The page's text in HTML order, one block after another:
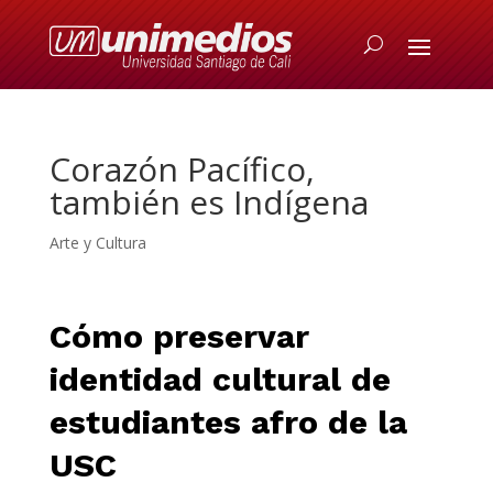
Corazón Pacífico,
también es Indígena
Arte y Cultura
Cómo preservar
identidad cultural de
estudiantes afro de la
USC